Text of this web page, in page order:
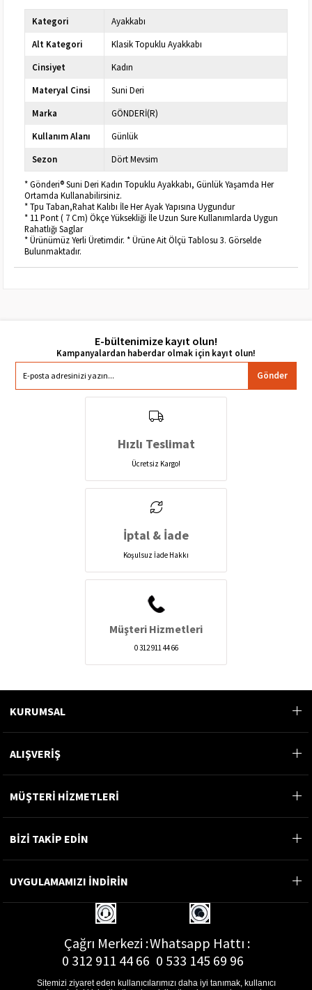
Kategori
Ayakkabı
Alt Kategori
Klasik Topuklu Ayakkabı
Cinsiyet
Kadın
Materyal Cinsi
Suni Deri
Marka
GÖNDERİ(R)
Kullanım Alanı
Günlük
Sezon
Dört Mevsim
* Gönderi® Suni Deri Kadın Topuklu Ayakkabı, Günlük Yaşamda Her
Ortamda Kullanabilirsiniz.
* Tpu Taban,Rahat Kalıbı İle Her Ayak Yapısına Uygundur
* 11 Pont ( 7 Cm) Ökçe Yüksekliği İle Uzun Sure Kullanımlarda Uygun
Rahatlığı Saglar
* Ürünümüz Yerli Üretimdir. * Ürüne Ait Ölçü Tablosu 3. Görselde
Bulunmaktadır.
E-bültenimize kayıt olun!
Gönder
Hızlı Teslimat
Ücretsiz Kargo!
İptal & İade
Koşulsuz İade Hakkı
Müşteri Hizmetleri
0 312 911 44 66
KURUMSAL
ALIŞVERİŞ
MÜŞTERİ HİZMETLERİ
BİZİ TAKİP EDİN
UYGULAMAMIZI İNDİRİN
Çağrı Merkezi :
0 312 911 44 66
Whatsapp Hattı :
0 533 145 69 96
Sitemizi ziyaret eden kullanıcılarımızı daha iyi tanımak, kullanıcı